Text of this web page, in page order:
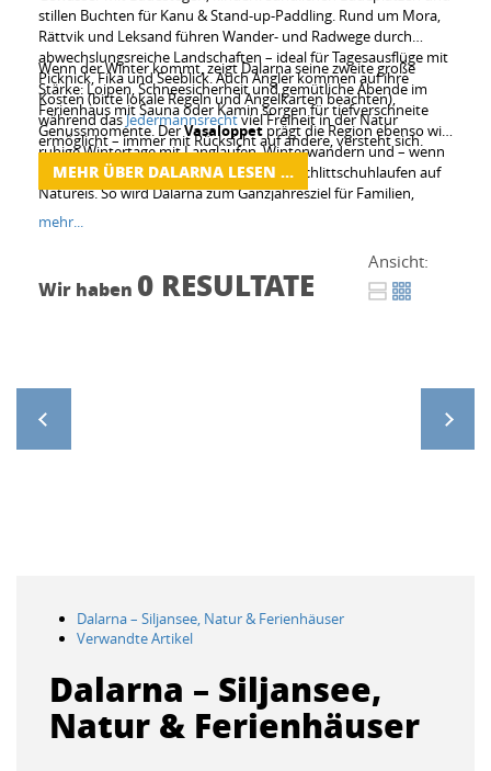
stillen Buchten für Kanu & Stand-up-Paddling. Rund um Mora,
Rättvik und Leksand führen Wander- und Radwege durch
abwechslungsreiche Landschaften – ideal für Tagesausflüge mit
Picknick, Fika und Seeblick. Auch Angler kommen auf ihre
Kosten (bitte lokale Regeln und Angelkarten beachten),
während dasJedermannsrechtviel Freiheit in der Natur
ermöglicht – immer mit Rücksicht auf andere, versteht sich.
Wenn der Winter kommt, zeigt Dalarna seine zweite große
Stärke: Loipen, Schneesicherheit und gemütliche Abende im
Ferienhaus mit Sauna oder Kamin sorgen für tiefverschneite
Genussmomente. DerVasaloppet prägt die Region ebenso wie
ruhige Wintertage mit Langlaufen, Winterwandern und – wenn
die Witterungsbedingungen stimmen – Schlittschuhlaufen auf
Natureis. So wird Dalarna zum Ganzjahresziel für Familien,
Aktivurlauber und alle, die Schweden authentisch erleben
MEHR ÜBER DALARNA LESEN …
mehr...
Wir haben 0 RESULTATE
Ansicht:
Dalarna – Siljansee, Natur & Ferienhäuser
Verwandte Artikel
Dalarna – Siljansee,
Natur & Ferienhäuser